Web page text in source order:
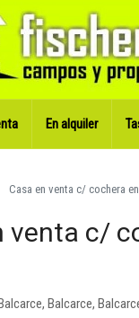
En alquiler
Casa en venta c/ cochera
venta c/
Balcarce,